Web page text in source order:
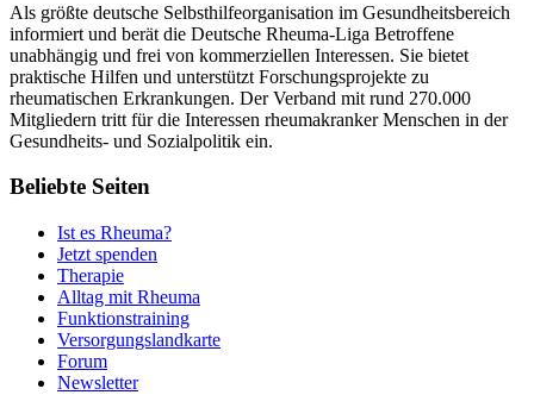
Als größte deutsche Selbsthilfeorganisation im Gesundheitsbereich
informiert und berät die Deutsche Rheuma-Liga Betroffene
unabhängig und frei von kommerziellen Interessen. Sie bietet
praktische Hilfen und unterstützt Forschungsprojekte zu
rheumatischen Erkrankungen. Der Verband mit rund 270.000
Mitgliedern tritt für die Interessen rheumakranker Menschen in der
Gesundheits- und Sozialpolitik ein.
Beliebte Seiten
Ist es Rheuma?
Jetzt spenden
Therapie
Alltag mit Rheuma
Funktionstraining
Versorgungslandkarte
Forum
Newsletter